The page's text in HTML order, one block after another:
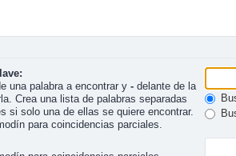
una palabra a encontrar y - delante de la
Crea una lista de palabras separadas
si solo una de ellas se quiere encontrar.
para coincidencias parciales.